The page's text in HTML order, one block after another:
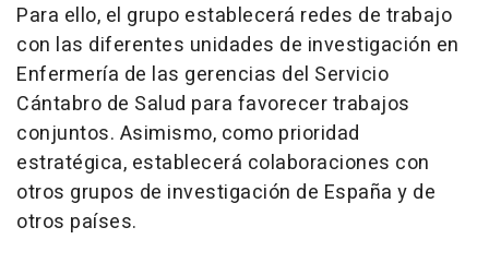
Para ello, el grupo establecerá redes de trabajo
con las diferentes unidades de investigación en
Enfermería de las gerencias del Servicio
Cántabro de Salud para favorecer trabajos
conjuntos. Asimismo, como prioridad
estratégica, establecerá colaboraciones con
otros grupos de investigación de España y de
otros países.